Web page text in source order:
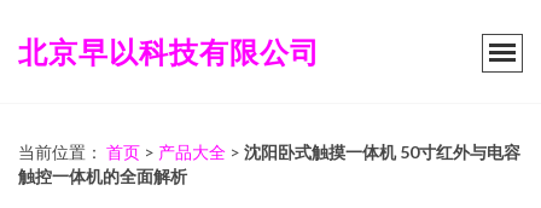
北京早以科技有限公司
当前位置： 首页 > 产品大全 > 沈阳卧式触摸一体机 50寸红外与电容
触控一体机的全面解析